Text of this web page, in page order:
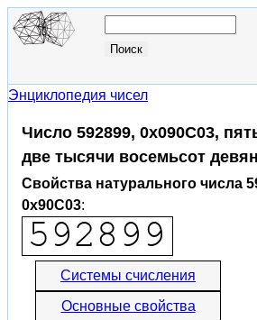
Энциклопедия чисел
Число 592899, 0x090C03,
две тысячи восемьсот
Свойства натурального числа
0x90C03:
Системы счисления
Основные свойства